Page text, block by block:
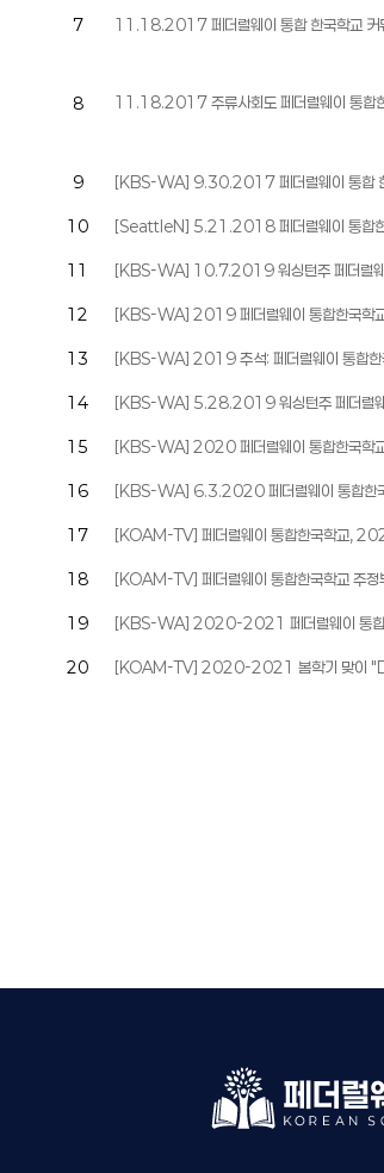
7 11.18.2017 페더럴웨이 통합 한국학교 커
8 11.18.2017 주류사회도 페더럴웨이 통합
9 [KBS-WA] 9.30.2017 페더럴웨이 통합 한
10 [SeattleN] 5.21.2018 페더럴웨이 통합한
11 [KBS-WA] 10.7.2019 워싱턴주 페더럴웨
12 [KBS-WA] 2019 페더럴웨이 통합한국학
13 [KBS-WA] 2019 추석: 페더럴웨이 통합한
14 [KBS-WA] 5.28.2019 워싱턴주 페더럴웨
15 [KBS-WA] 2020 페더럴웨이 통합한국학
16 [KBS-WA] 6.3.2020 페더럴웨이 통합한국
17 [KOAM-TV] 페더럴웨이 통합한국학교,
18 [KOAM-TV] 페더럴웨이 통합한국학교 주
19 [KBS-WA] 2020-2021 페더럴웨이 통합
20 [KOAM-TV] 2020-2021 봄학기 맞이